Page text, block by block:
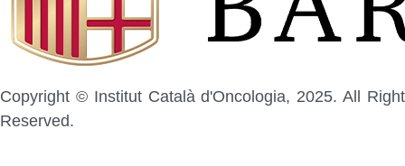
Copyright © Institut Català d'Oncologia, 2025. All Right
Reserved.